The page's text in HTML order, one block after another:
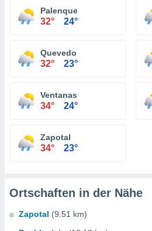
Palenque
32° 24°
Quevedo
32° 23°
Ventanas
34° 24°
Zapotal
34° 23°
Ortschaften in der Nähe
Zapotal (9.51 km)